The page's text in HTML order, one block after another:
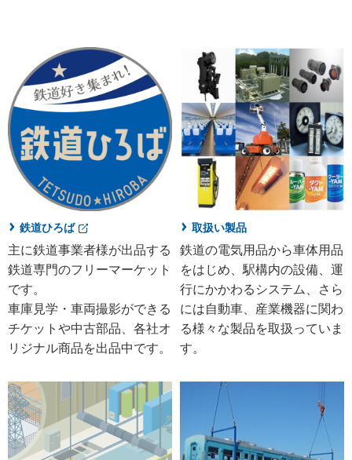
鉄道ひろば
主に鉄道事業者様が出品する
鉄道専門のフリーマーケット
です。
車庫見学・車両撮影ができる
チケットや中古部品、各社オ
リジナル商品を出品中です。
取扱い製品
鉄道の電気用品から車体用品
をはじめ、駅構内の設備、運
行にかかわるシステム、さら
には自動車、産業機器に関わ
る様々な製品を取扱っていま
す。